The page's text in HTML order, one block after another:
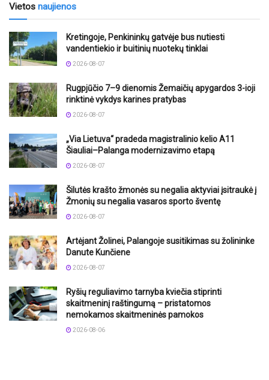
Vietos naujienos
Kretingoje, Penkininkų gatvėje bus nutiesti
vandentiekio ir buitinių nuotekų tinklai
2026-08-07
Rugpjūčio 7–9 dienomis Žemaičių apygardos 3-ioji
rinktinė vykdys karines pratybas
2026-08-07
„Via Lietuva“ pradeda magistralinio kelio A11
Šiauliai–Palanga modernizavimo etapą
2026-08-07
Šilutės krašto žmonės su negalia aktyviai įsitraukė į
Žmonių su negalia vasaros sporto šventę
2026-08-07
Artėjant Žolinei, Palangoje susitikimas su žolininke
Danute Kunčiene
2026-08-07
Ryšių reguliavimo tarnyba kviečia stiprinti
skaitmeninį raštingumą – pristatomos
nemokamos skaitmeninės pamokos
2026-08-06